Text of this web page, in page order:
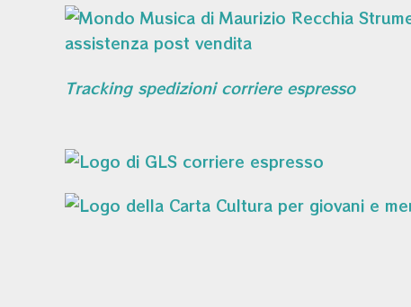
Tracking spedizioni corriere espresso